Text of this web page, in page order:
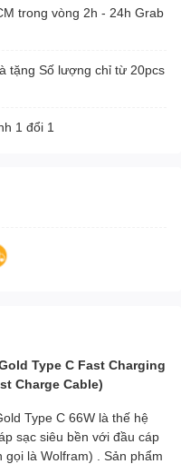
trong vòng 2h - 24h Grab
tặng Số lượng chỉ từ 20pcs
1 đổi 1
Type C Fast Charging
Charge Cable)
Type C 66W là thế hệ
sạc siêu bền với đầu cáp
là Wolfram) . Sản phẩm